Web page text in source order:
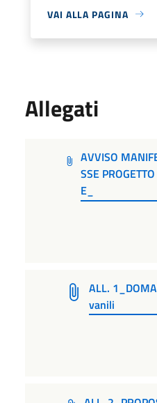
VAI ALLA PAGINA
Allegati
AVVISO
SSE
E_
ALL.
vanili